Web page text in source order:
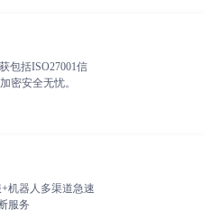
包括ISO27001信
密安全无忧。
机器人多渠道急速
服务